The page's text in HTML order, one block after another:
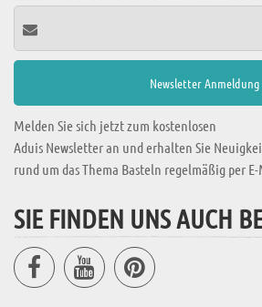
Melden Sie sich jetzt zum kostenlosen
Aduis Newsletter an und erhalten Sie
rund um das Thema Basteln regelmäßig per
SIE FINDEN UNS AUCH